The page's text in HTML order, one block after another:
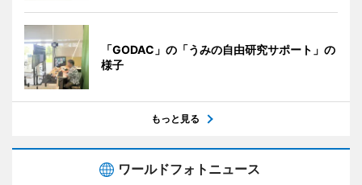
「GODAC」の「うみの自由研究サポート」の
様子
もっと見る
ワールドフォトニュース